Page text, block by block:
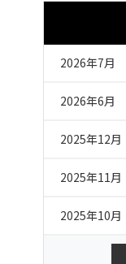
2026年7月
2026年6月
2025年12月
2025年11月
2025年10月